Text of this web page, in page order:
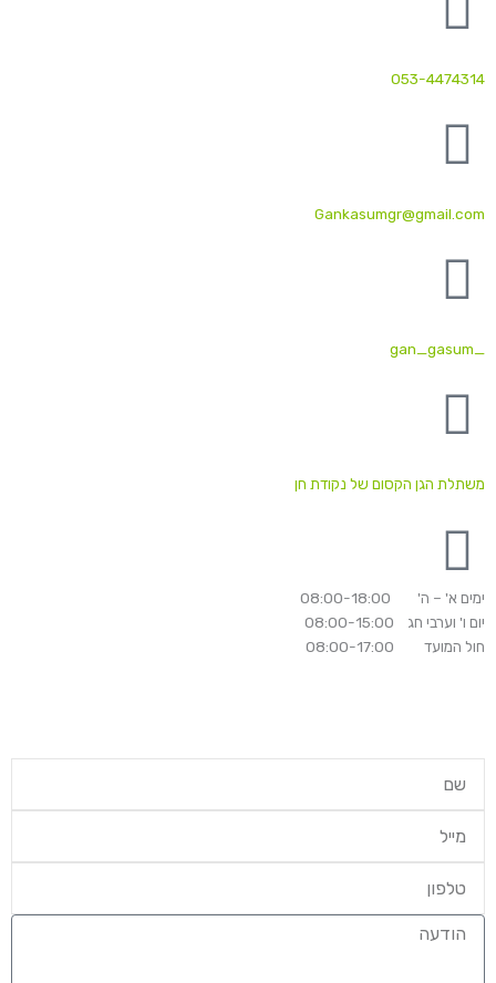
053-4474314
Gankasumgr@gmail.com
_gan_gasum
משתלת הגן הקסום של נקודת חן
ימים א' – ה' 08:00-18:00
יום ו' וערבי חג 08:00-15:00
חול המועד 08:00-17:00